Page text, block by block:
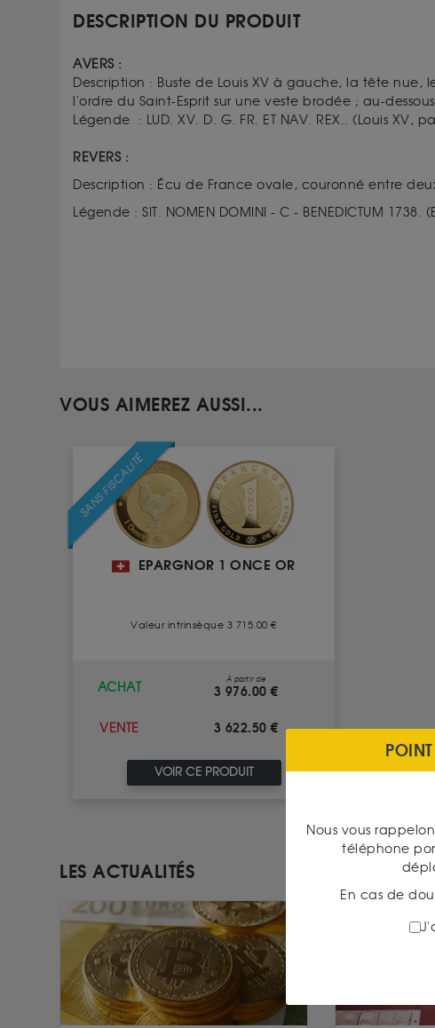
DESCRIPTION DU PRODUIT
AVERS :
Description : Buste de Louis XV à gauche, la tête
l'ordre du Saint-Esprit sur une veste brodée ; au-
Légende : LUD. XV. D. G. FR. ET NAV. REX.. (Louis XV,
REVERS :
Description : Écu de France ovale, couronné entre
Légende : SIT. NOMEN DOMINI - C - BENEDICTUM 1738. (
VOUS AIMEREZ AUSSI...
SANS FISCALITÉ
EPARGNOR 1 ONCE OR
Valeur intrinsèque 3 715.00 €
ACHAT
À partir de
3 976.00 €
VENTE 3 622.50 €
VOIR CE PRODUIT
LES ACTUALITÉS
Nous vous
téléphone
En cas de